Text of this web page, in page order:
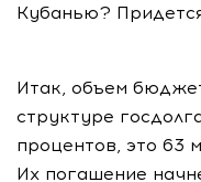
Кубанью?
Итак, объем
структуре
процентов, это 63
Их погашение